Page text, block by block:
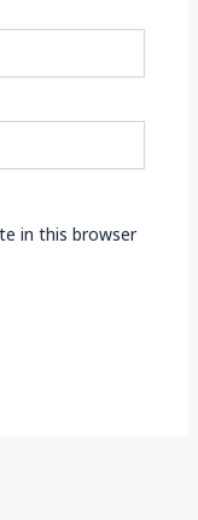
in this browser